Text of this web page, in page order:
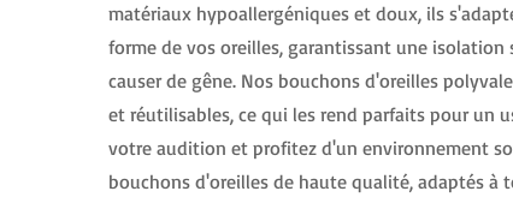
matériaux hypoallergéniques et doux, ils
forme de vos oreilles, garantissant une isolation
causer de gêne. Nos bouchons d'oreilles
et réutilisables, ce qui les rend parfaits pour un
votre audition et profitez d'un environnement
bouchons d'oreilles de haute qualité, adaptés à